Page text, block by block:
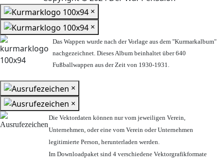
×
×
Das Wappen wurde nach der Vorlage aus dem "Kurmarkalbum"
nachgezeichnet. Dieses Album beinhaltet über 640
Fußballwappen aus der Zeit von 1930-1931.
×
×
Die Vektordaten können nur vom jeweiligen Verein,
Unternehmen, oder eine vom Verein oder Unternehmen
legitimierte Person, herunterladen werden.
Im Downloadpaket sind 4 verschiedene Vektorgrafikformate